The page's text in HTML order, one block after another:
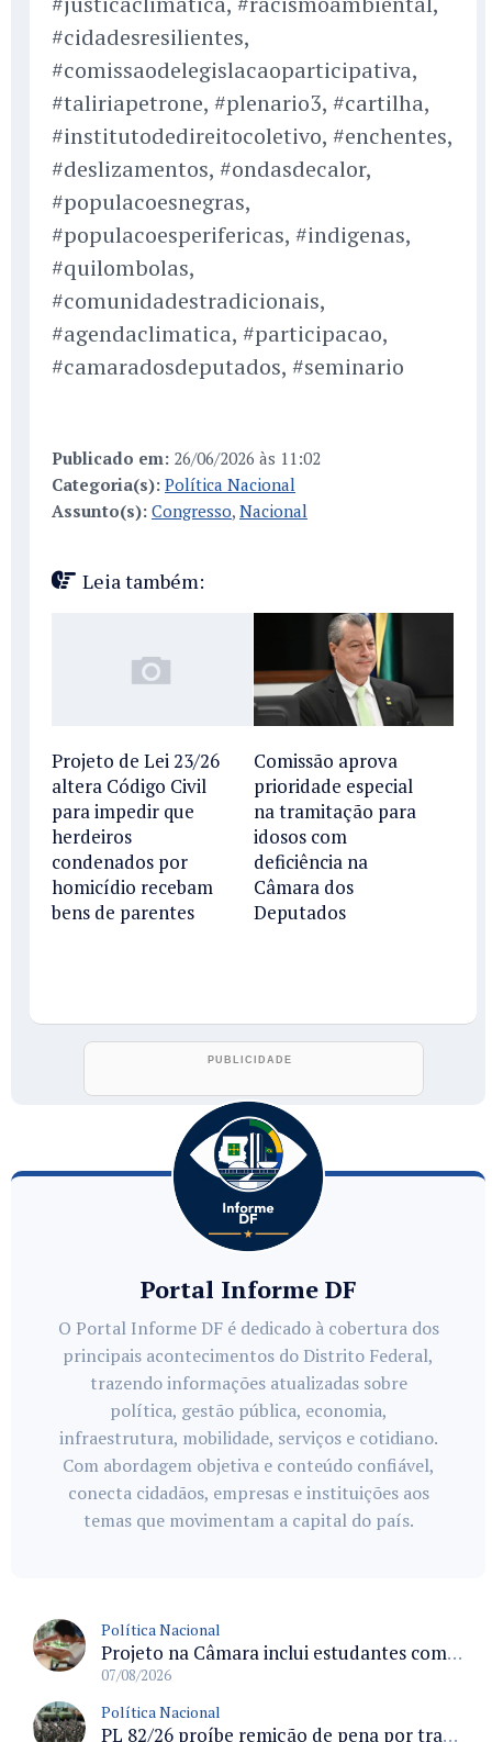
#cidadesresilientes,
#comissaodelegislacaoparticipativa,
#taliriapetrone, #plenario3, #cartilha,
#institutodedireitocoletivo, #enchentes,
#deslizamentos, #ondasdecalor,
#populacoesnegras,
#populacoesperifericas, #indigenas,
#quilombolas,
#comunidadestradicionais,
#agendaclimatica, #participacao,
#camaradosdeputados, #seminario
Publicado em: 26/06/2026 às 11:02
Categoria(s): Política Nacional
Assunto(s): Congresso, Nacional
Leia também:
Projeto de Lei 23/26
altera Código Civil
para impedir que
herdeiros
condenados por
homicídio recebam
bens de parentes
Comissão aprova
prioridade especial
na tramitação para
idosos com
deficiência na
Câmara dos
Deputados
Portal Informe DF
O Portal Informe DF é dedicado à cobertura dos
principais acontecimentos do Distrito Federal,
trazendo informações atualizadas sobre
política, gestão pública, economia,
infraestrutura, mobilidade, serviços e cotidiano.
Com abordagem objetiva e conteúdo confiável,
conecta cidadãos, empresas e instituições aos
temas que movimentam a capital do país.
Política Nacional
Projeto na Câmara inclui estudantes com deficiência no regime escolar especial da LDB e estabelece critérios para frequência
07/08/2026
Política Nacional
PL 82/26 proíbe remição de pena por trabalho em funções militares para condenados por crimes contra o Estado Democrático de Direito